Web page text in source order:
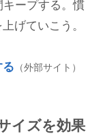
ープする。慣
げていこう。
（外部サイト）
イズを効果